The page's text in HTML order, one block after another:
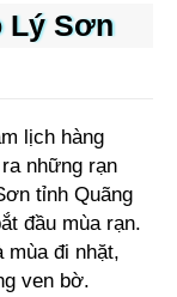
Lý Sơn
lịch hàng
những rạn
tỉnh Quãng
đầu mùa rạn.
mùa đi nhặt,
ven bờ.